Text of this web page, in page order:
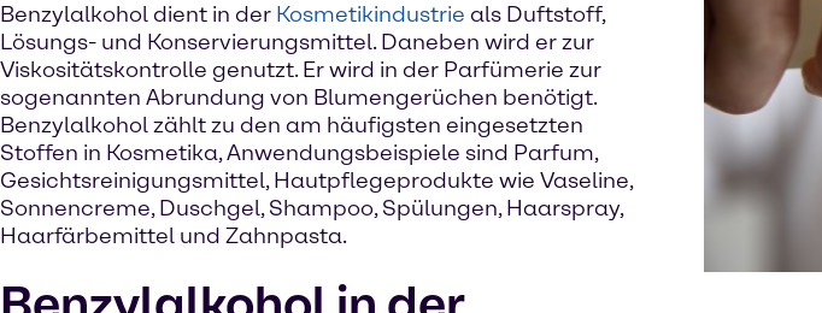
Benzylalkohol dient in der Kosmetikindustrie als Duftstoff,
Lösungs- und Konservierungsmittel. Daneben wird er zur
Viskositätskontrolle genutzt. Er wird in der Parfümerie zur
sogenannten Abrundung von Blumengerüchen benötigt.
Benzylalkohol zählt zu den am häufigsten eingesetzten
Stoffen in Kosmetika, Anwendungsbeispiele sind Parfum,
Gesichtsreinigungsmittel, Hautpflegeprodukte wie Vaseline,
Sonnencreme, Duschgel, Shampoo, Spülungen, Haarspray,
Haarfärbemittel und Zahnpasta.